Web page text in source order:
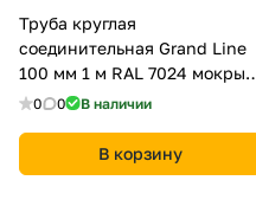
Труба круглая
соединительная Grand Line
100 мм 1 м RAL 7024 мокрый
асфальт
0 0 В наличии
В корзину